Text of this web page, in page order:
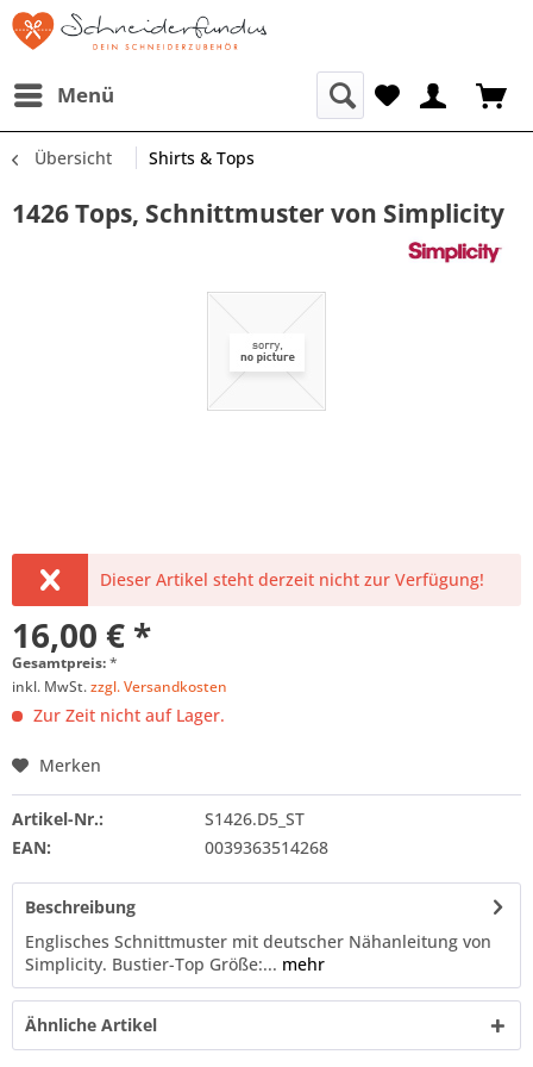
Menü
Übersicht Shirts & Tops
1426 Tops, Schnittmuster von Simplicity
Dieser Artikel steht derzeit nicht zur Verfügung!
16,00 € *
Gesamtpreis:*
inkl. MwSt.zzgl. Versandkosten
Zur Zeit nicht auf Lager.
Merken
Artikel-Nr.:
S1426.D5_ST
EAN:
0039363514268
Beschreibung
Englisches Schnittmuster mit deutscher Nähanleitung von
Simplicity. Bustier-Top Größe:... mehr
Ähnliche Artikel